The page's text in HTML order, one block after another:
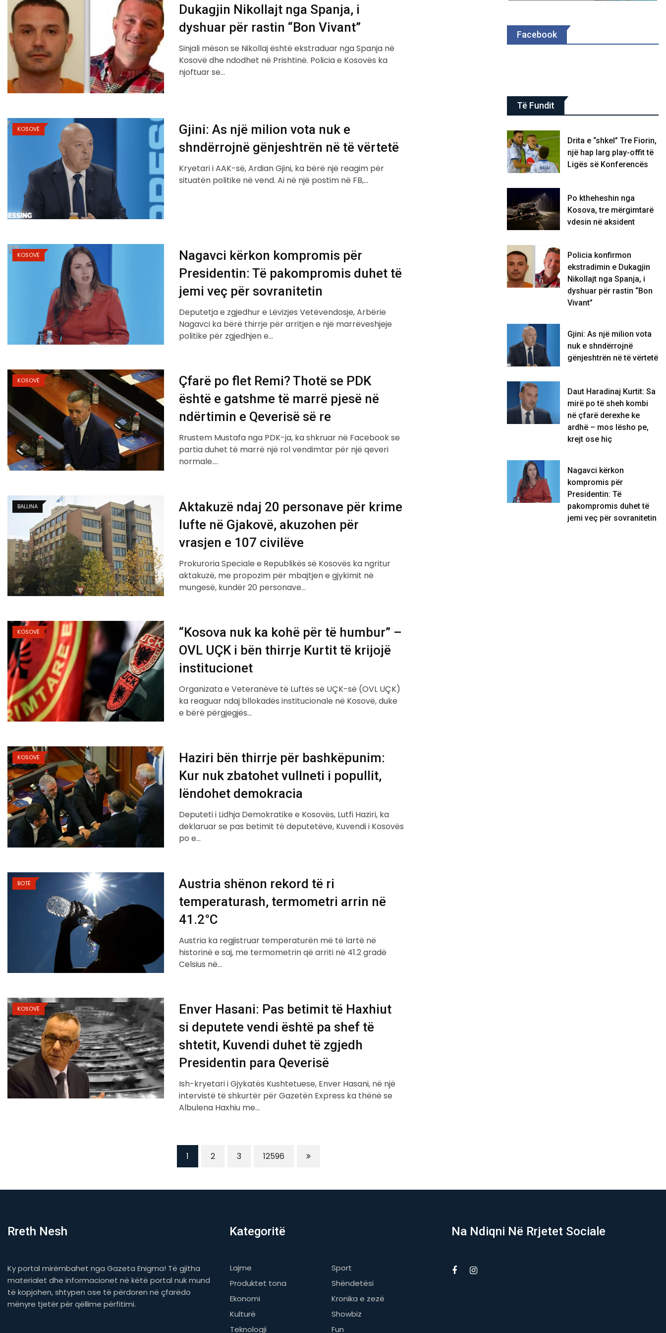
Dukagjin Nikollajt nga Spanja, i
dyshuar për rastin “Bon Vivant”
Sinjali mëson se Nikollaj është ekstraduar nga Spanja në
Kosovë dhe ndodhet në Prishtinë. Policia e Kosovës ka
njoftuar se…
KOSOVË
Gjini: As një milion vota nuk e
shndërrojnë gënjeshtrën në të vërtetë
Kryetari i AAK-së, Ardian Gjini, ka bërë një reagim për
situatën politike në vend. Ai në një postim në FB,…
KOSOVË
Nagavci kërkon kompromis për
Presidentin: Të pakompromis duhet të
jemi veç për sovranitetin
Deputetja e zgjedhur e Lëvizjes Vetëvendosje, Arbërie
Nagavci ka bërë thirrje për arritjen e një marrëveshjeje
politike për zgjedhjen e…
KOSOVË
Çfarë po flet Remi? Thotë se PDK
është e gatshme të marrë pjesë në
ndërtimin e Qeverisë së re
Rrustem Mustafa nga PDK-ja, ka shkruar në Facebook se
partia duhet të marrë një rol vendimtar për një qeveri
normale.…
BALLINA
Aktakuzë ndaj 20 personave për krime
lufte në Gjakovë, akuzohen për
vrasjen e 107 civilëve
Prokuroria Speciale e Republikës së Kosovës ka ngritur
aktakuzë, me propozim për mbajtjen e gjykimit në
mungesë, kundër 20 personave…
KOSOVË
“Kosova nuk ka kohë për të humbur” –
OVL UÇK i bën thirrje Kurtit të krijojë
institucionet
Organizata e Veteranëve të Luftës së UÇK-së (OVL UÇK)
ka reaguar ndaj bllokadës institucionale në Kosovë, duke
e bërë përgjegjës…
KOSOVË
Haziri bën thirrje për bashkëpunim:
Kur nuk zbatohet vullneti i popullit,
lëndohet demokracia
Deputeti i Lidhja Demokratike e Kosovës, Lutfi Haziri, ka
deklaruar se pas betimit të deputetëve, Kuvendi i Kosovës
po e…
BOTË
Austria shënon rekord të ri
temperaturash, termometri arrin në
41.2°C
Austria ka regjistruar temperaturën më të lartë në
historinë e saj, me termometrin që arriti në 41.2 gradë
Celsius në…
KOSOVË
Enver Hasani: Pas betimit të Haxhiut
si deputete vendi është pa shef të
shtetit, Kuvendi duhet të zgjedh
Presidentin para Qeverisë
Ish-kryetari i Gjykatës Kushtetuese, Enver Hasani, në një
intervistë të shkurtër për Gazetën Express ka thënë se
Albulena Haxhiu me…
1 2 3 12596
Facebook
Të Fundit
Drita e “shkel” Tre Fiorin,
një hap larg play-offit të
Ligës së Konferencës
Po ktheheshin nga
Kosova, tre mërgimtarë
vdesin në aksident
Policia konfirmon
ekstradimin e Dukagjin
Nikollajt nga Spanja, i
dyshuar për rastin “Bon
Vivant”
Gjini: As një milion vota
nuk e shndërrojnë
gënjeshtrën në të vërtetë
Daut Haradinaj Kurtit: Sa
mirë po të sheh kombi
në çfarë derexhe ke
ardhë – mos lësho pe,
krejt ose hiç
Nagavci kërkon
kompromis për
Presidentin: Të
pakompromis duhet të
jemi veç për sovranitetin
Rreth Nesh
Ky portal mirëmbahet nga Gazeta Enigma! Të gjitha
materialet dhe informacionet në këtë portal nuk mund
të kopjohen, shtypen ose të përdoren në çfarëdo
mënyre tjetër për qëllime përfitimi.
Kategoritë
Lajme
Sport
Produktet tona
Shëndetësi
Ekonomi
Kronika e zezë
Kulturë
Showbiz
Teknologji
Fun
Na Ndiqni Në Rrjetet Sociale